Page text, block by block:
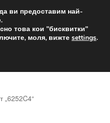
от 12 лв.
целия свят
„6252C4“
ви предоставим най-
това кои "бисквитки"
моля, вижте settings.